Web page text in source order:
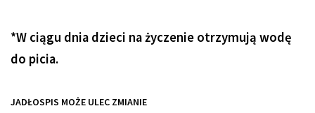
*W ciągu dnia dzieci na życzenie otrzymują wodę
do picia.
JADŁOSPIS MOŻE ULEC ZMIANIE